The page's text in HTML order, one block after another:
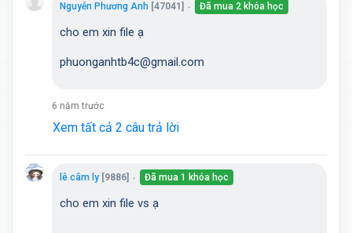
Nguyễn Phương Anh [47041] ● Đã mua 2 khóa học
cho em xin file ạ
phuonganhtb4c@gmail.com
6 năm trước
Xem tất cả 2 câu trả lời
lê câm ly [9886] ● Đã mua 1 khóa học
cho em xin file vs ạ